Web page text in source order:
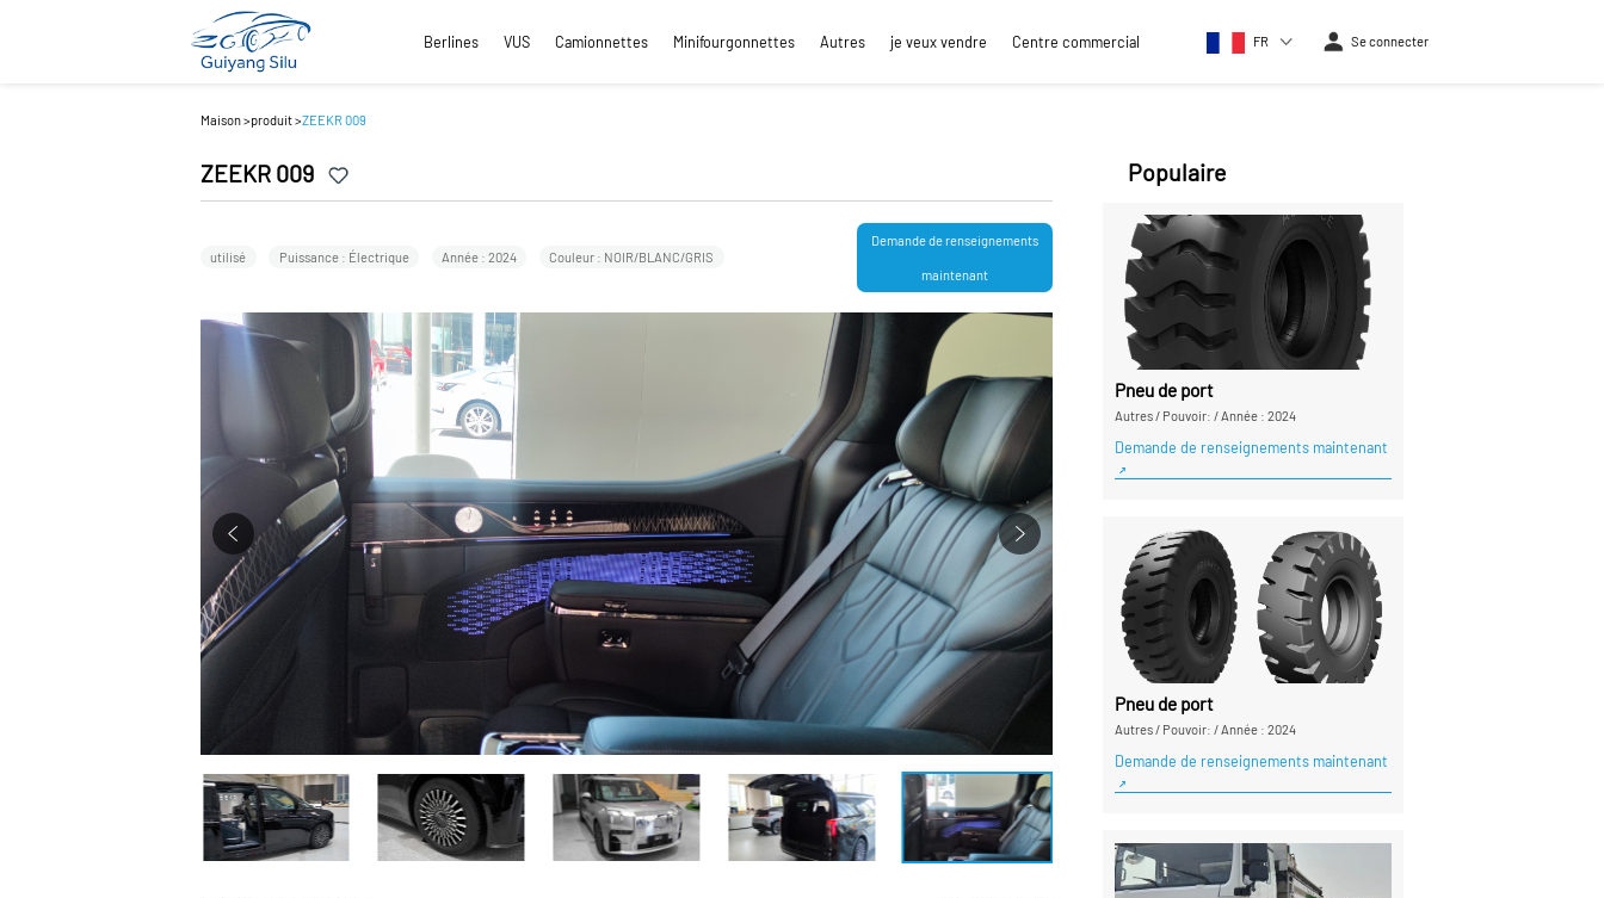
Berlines VUS Camionnettes Minifourgonnettes Autres je veux vendre Centre commercial FR Se connecter
Maison>produit>ZEEKR 009
ZEEKR 009
utilisé Puissance : Électrique Année : 2024 Couleur : NOIR/BLANC/GRIS
Demande de renseignements
maintenant
Populaire
Pneu de port
Autres/ Pouvoir:/Année : 2024
Demande de renseignements maintenant
Pneu de port
Autres/ Pouvoir:/Année : 2024
Demande de renseignements maintenant